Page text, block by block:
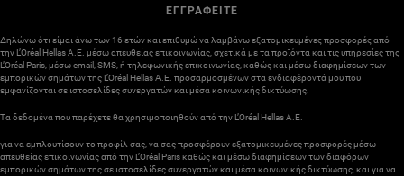
ΕΓΓΡΑΦΕΙΤΕ
Δηλώνω ότι είμαι άνω των 16 ετών και επιθυμώ να λαμβάνω εξατομικευμένες προσφορές από
την L’Oréal Hellas A.E. μέσω απευθείας επικοινωνίας, σχετικά με τα προϊόντα και τις υπηρεσίες της
L’Oréal Paris, μέσω email, SMS, ή τηλεφωνικής επικοινωνίας, καθώς και μέσω διαφημίσεων των
εμπορικών σημάτων της L’Oréal Hellas A.E. προσαρμοσμένων στα ενδιαφέροντά μου που
εμφανίζονται σε ιστοσελίδες συνεργατών και μέσα κοινωνικής δικτύωσης.
Τα δεδομένα που παρέχετε θα χρησιμοποιηθούν από την L’Oréal Hellas A.E.
για να εμπλουτίσουν το προφίλ σας, να σας προσφέρουν εξατομικευμένες προσφορές μέσω
απευθείας επικοινωνίας από την L’Oréal Paris καθώς και μέσω διαφημίσεων των διαφόρων
εμπορικών σημάτων της σε ιστοσελίδες συνεργατών και μέσα κοινωνικής δικτύωσης, και για να